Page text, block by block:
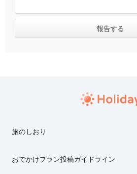
旅のしおり
おでかけプラン投稿ガイドライン